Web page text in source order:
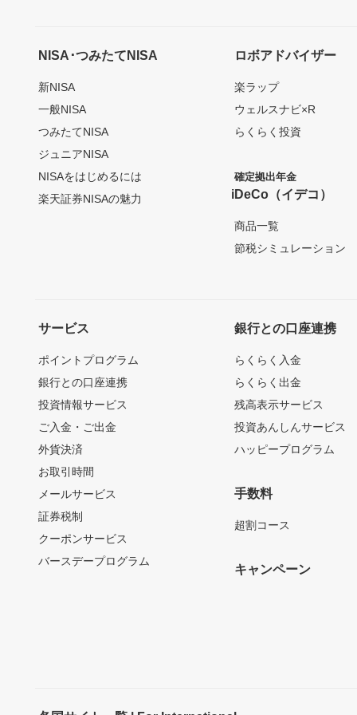
NISA･つみたてNISA
新NISA
一般NISA
つみたてNISA
ジュニアNISA
NISAをはじめるには
楽天証券NISAの魅力
ロボアドバイザー
楽ラップ
ウェルスナビ×R
らくらく投資
確定拠出年金
iDeCo（イデコ）
商品一覧
節税シミュレーション
サービス
ポイントプログラム
銀行との口座連携
投資情報サービス
ご入金・ご出金
外貨決済
お取引時間
メールサービス
証券税制
クーポンサービス
バースデープログラム
銀行との口座連携
らくらく入金
らくらく出金
残高表示サービス
投資あんしんサービス
ハッピープログラム
手数料
超割コース
キャンペーン